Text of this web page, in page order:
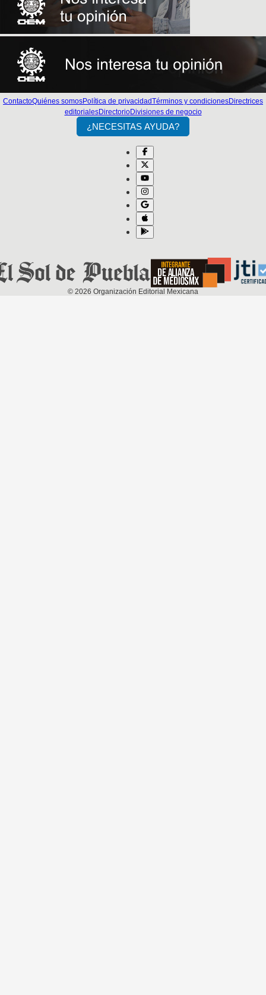
ContactoQuiénes somosPolítica de privacidadTérminos y condicionesDirectrices
editorialesDirectorioDivisiones de negocio
¿NECESITAS AYUDA?
© 2026 Organización Editorial Mexicana